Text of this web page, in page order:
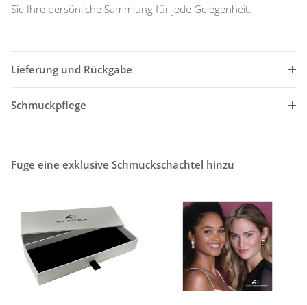
Sie Ihre persönliche Sammlung für jede Gelegenheit.
Lieferung und Rückgabe
Schmuckpflege
Füge eine exklusive Schmuckschachtel hinzu